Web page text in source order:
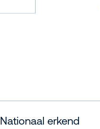
Nationaal erkend